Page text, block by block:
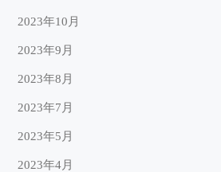
2023年10月
2023年9月
2023年8月
2023年7月
2023年5月
2023年4月